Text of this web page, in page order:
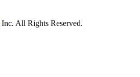
Inc. All Rights Reserved.